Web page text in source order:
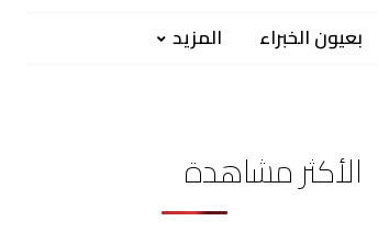
بعيون الخبراء المزيد
الأكثر مشاهدة